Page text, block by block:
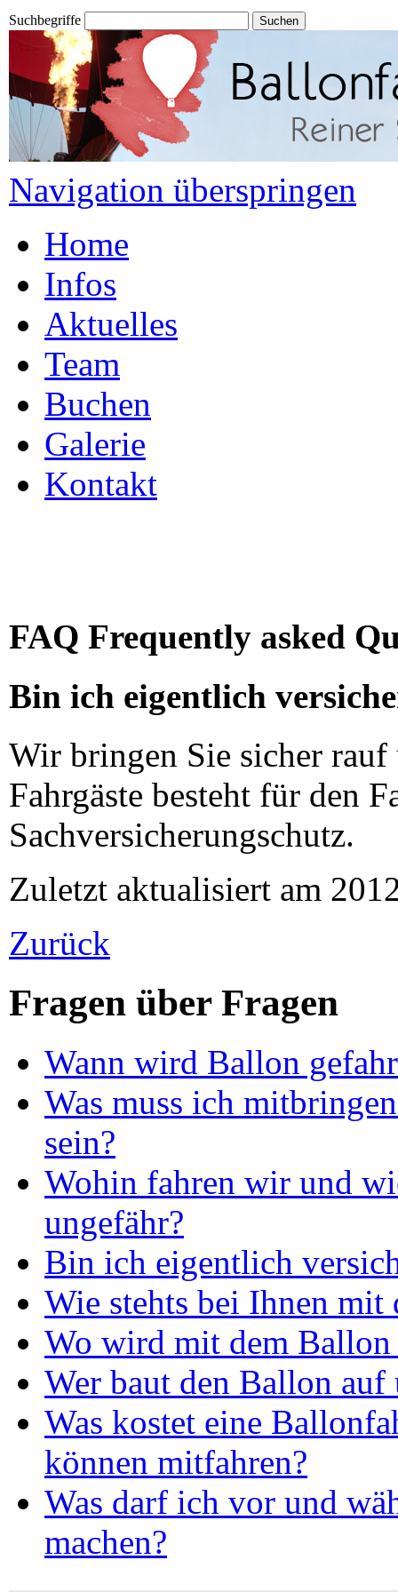
Suchbegriffe
Navigation überspringen
Home
Infos
Aktuelles
Team
Buchen
Galerie
Kontakt
FAQ Frequently asked
Bin ich eigentlich
Wir bringen Sie sicher
Fahrgäste besteht für den
Sachversicherungschutz.
Zuletzt aktualisiert am
Zurück
Fragen über Fragen
Wann wird Ballon
Was muss ich
sein?
Wohin fahren wir und
ungefähr?
Bin ich eigentlich
Wie stehts bei Ihnen mit
Wo wird mit dem Ballon
Wer baut den Ballon auf
Was kostet eine
können mitfahren?
Was darf ich vor und
machen?